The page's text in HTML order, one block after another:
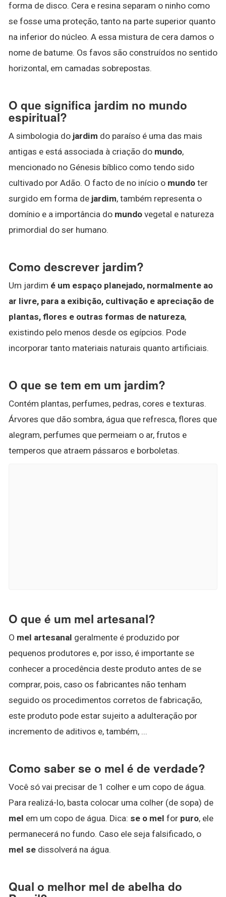
forma de disco. Cera e resina separam o ninho como
se fosse uma proteção, tanto na parte superior quanto
na inferior do núcleo. A essa mistura de cera damos o
nome de batume. Os favos são construídos no sentido
horizontal, em camadas sobrepostas.
O que significa jardim no mundo
espiritual?
A simbologia do jardim do paraíso é uma das mais
antigas e está associada à criação do mundo,
mencionado no Génesis bíblico como tendo sido
cultivado por Adão. O facto de no início o mundo ter
surgido em forma de jardim, também representa o
domínio e a importância do mundo vegetal e natureza
primordial do ser humano.
Como descrever jardim?
Um jardim é um espaço planejado, normalmente ao
ar livre, para a exibição, cultivação e apreciação de
plantas, flores e outras formas de natureza,
existindo pelo menos desde os egípcios. Pode
incorporar tanto materiais naturais quanto artificiais.
O que se tem em um jardim?
Contém plantas, perfumes, pedras, cores e texturas.
Árvores que dão sombra, água que refresca, flores que
alegram, perfumes que permeiam o ar, frutos e
temperos que atraem pássaros e borboletas.
O que é um mel artesanal?
O mel artesanal geralmente é produzido por
pequenos produtores e, por isso, é importante se
conhecer a procedência deste produto antes de se
comprar, pois, caso os fabricantes não tenham
seguido os procedimentos corretos de fabricação,
este produto pode estar sujeito a adulteração por
incremento de aditivos e, também, ...
Como saber se o mel é de verdade?
Você só vai precisar de 1 colher e um copo de água.
Para realizá-lo, basta colocar uma colher (de sopa) de
mel em um copo de água. Dica: se o mel for puro, ele
permanecerá no fundo. Caso ele seja falsificado, o
mel se dissolverá na água.
Qual o melhor mel de abelha do